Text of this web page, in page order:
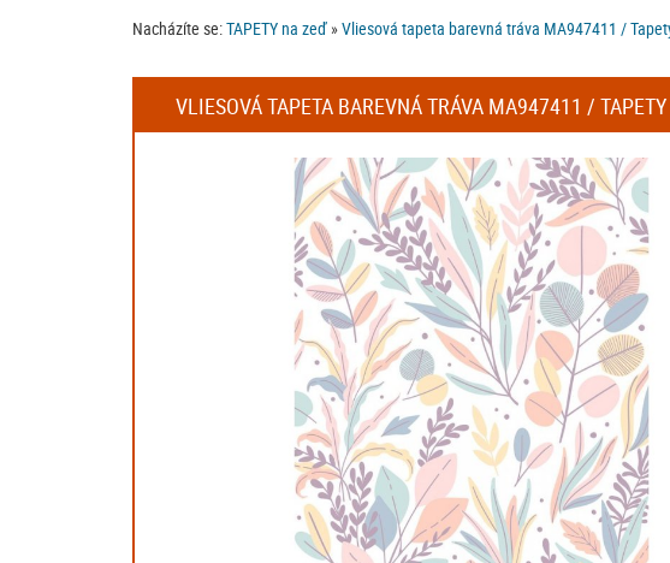
Nacházíte se:TAPETY na zeď »Vliesová tapeta barevná tráva MA947411 /
VLIESOVÁ TAPETA BAREVNÁ TRÁVA MA947411 /